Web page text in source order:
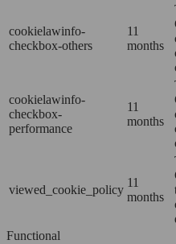
cookielawinfo-
checkbox-others
11
months
cookielawinfo-
checkbox-
performance
11
months
viewed_cookie_policy
11
months
Functional